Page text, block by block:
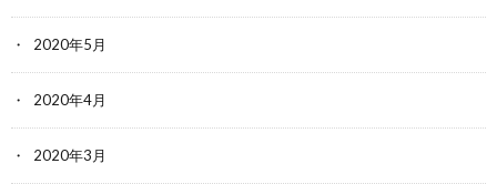
2020年5月
2020年4月
2020年3月